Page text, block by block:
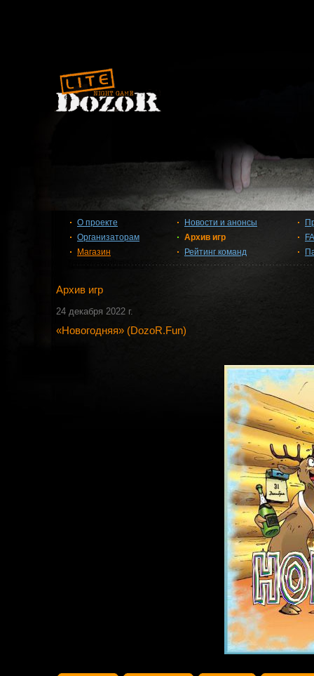
О проекте
Организаторам
Магазин
Новости и анонсы
Архив игр
Рейтинг команд
Архив игр
24 декабря 2022 г.
«Новогодняя» (DozoR.Fun)